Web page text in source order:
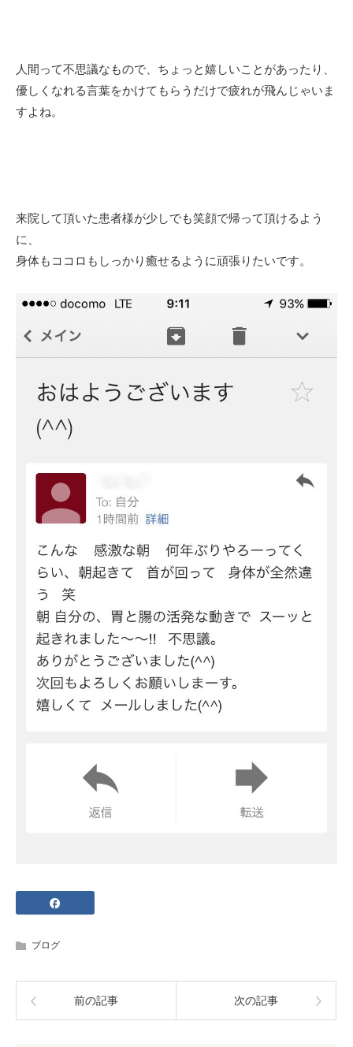
人間って不思議なもので、ちょっと嬉しいことがあったり、
優しくなれる言葉をかけてもらうだけで疲れが飛んじゃいま
すよね。
来院して頂いた患者様が少しでも笑顔で帰って頂けるよう
に、
身体もココロもしっかり癒せるように頑張りたいです。
ブログ
前の記事 次の記事